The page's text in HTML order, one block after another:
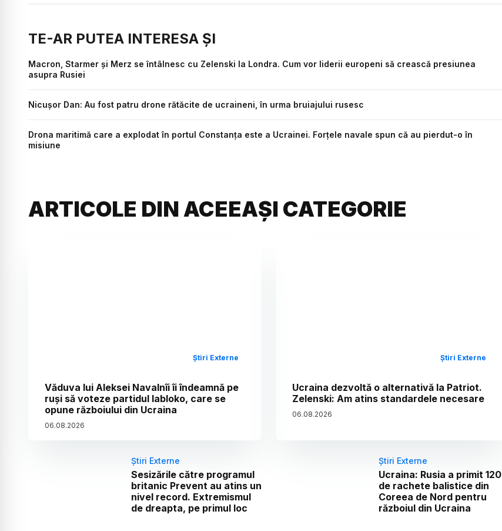
TE-AR PUTEA INTERESA ȘI
Macron, Starmer și Merz se întâlnesc cu Zelenski la Londra. Cum vor liderii europeni să crească presiunea
asupra Rusiei
Nicușor Dan: Au fost patru drone rătăcite de ucraineni, în urma bruiajului rusesc
Drona maritimă care a explodat în portul Constanța este a Ucrainei. Forțele navale spun că au pierdut-o în
misiune
ARTICOLE DIN ACEEAȘI CATEGORIE
Știri Externe
Văduva lui Aleksei Navalnîi îi îndeamnă pe
ruși să voteze partidul Iabloko, care se
opune războiului din Ucraina
06.08.2026
Știri Externe
Ucraina dezvoltă o alternativă la Patriot.
Zelenski: Am atins standardele necesare
06.08.2026
Știri Externe
Sesizările către programul
britanic Prevent au atins un
nivel record. Extremismul
de dreapta, pe primul loc
Știri Externe
Ucraina: Rusia a primit 120
de rachete balistice din
Coreea de Nord pentru
războiul din Ucraina